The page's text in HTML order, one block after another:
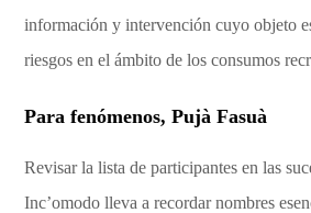
información y intervención cuyo objeto
riesgos en el ámbito de los consumos
Para fenómenos, Pujà Fasuà
Revisar la lista de participantes en las
Inc’omodo lleva a recordar nombres